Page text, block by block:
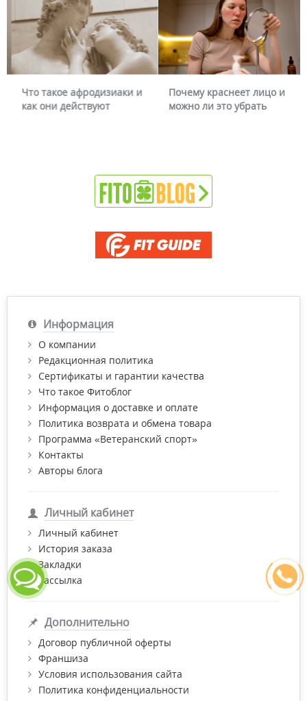
Что такое афродизиаки и
как они действуют
Почему краснеет лицо и
можно ли это убрать
Информация
О компании
Редакционная политика
Сертификаты и гарантии качества
Что такое Фитоблог
Информация о доставке и оплате
Политика возврата и обмена товара
Программа «Ветеранский спорт»
Контакты
Авторы блога
Личный кабинет
Личный кабинет
История заказа
Закладки
Рассылка
Дополнительно
Договор публичной оферты
Франшиза
Условия использования сайта
Политика конфиденциальности